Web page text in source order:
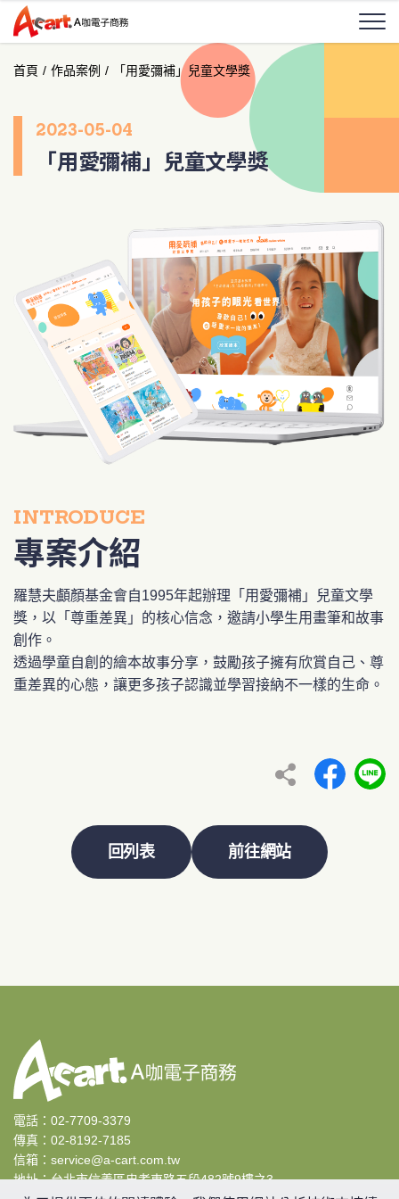
首頁 / 作品案例 / 「用愛彌補」兒童文學獎
2023-05-04
「用愛彌補」兒童文學獎
INTRODUCE
專案介紹
羅慧夫顱顏基金會自1995年起辦理「用愛彌補」兒童文學
獎，以「尊重差異」的核心信念，邀請小學生用畫筆和故事
創作。
透過學童自創的繪本故事分享，鼓勵孩子擁有欣賞自己、尊
重差異的心態，讓更多孩子認識並學習接納不一樣的生命。
回列表 前往網站
電話： 02-7709-3379
傳真：02-8192-7185
信箱： service@a-cart.com.tw
地址：台北市信義區忠孝東路五段482號9樓之3